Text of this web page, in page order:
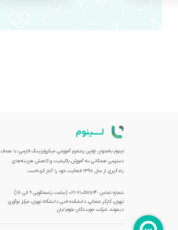
لــــینوم
لینوم به‌عنوان اولین پلتفرم آموزشی میکرولرنینگ فارسی، با هدف
دسترسی همگانی به آموزش باکیفیت و کاهش هزینه‌های
یادگیری از سال 1398 فعالیت خود را آغاز کرده‌است.
شماره تماس: 71057814-021 (ساعت پاسخگویی ۹ الی ۱۸)
تهران، کارگر شمالی، دانشکده فنی دانشگاه تهران، مرکز نوآوری
دیموند، شرکت جویندگان علوم لیان